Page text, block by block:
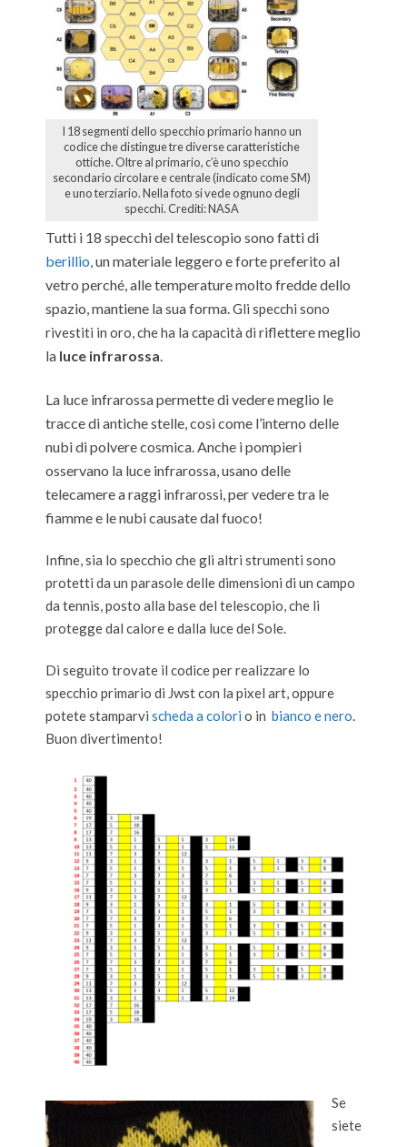
I 18 segmenti dello specchio primario hanno un
codice che distingue tre diverse caratteristiche
ottiche. Oltre al primario, c’è uno specchio
secondario circolare e centrale (indicato come SM)
e uno terziario. Nella foto si vede ognuno degli
specchi. Crediti: NASA
Tutti i 18 specchi del telescopio sono fatti di
berillio,un materiale leggero e forte preferito al
vetro perché, alle temperature molto fredde dello
spazio, mantiene la sua forma.Gli specchi sono
rivestiti in oro, che ha la capacità di riflettere meglio
la luce infrarossa.
La luce infrarossa permette di vedere meglio le
tracce di antiche stelle, così come l’interno delle
nubi di polvere cosmica. Anche i pompieri
osservano la luce infrarossa, usano delle
telecamere a raggi infrarossi, per vedere tra le
fiamme e le nubi causate dal fuoco!
Infine, sia lo specchio che gli altri strumenti sono
protetti da un parasole delle dimensioni di un campo
da tennis, posto alla base del telescopio, che li
protegge dal calore e dalla luce del Sole.
Di seguito trovate il codice per realizzare lo
specchio primario di Jwst con la pixel art, oppure
potete stamparvi scheda a colori o in bianco e nero.
Buon divertimento!
Se
siete